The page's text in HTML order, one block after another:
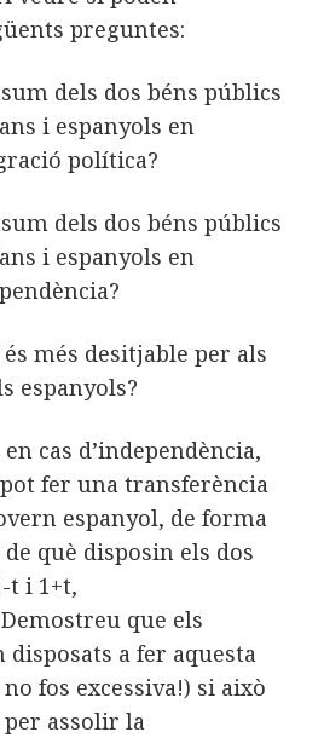
preguntes:
dels dos béns públics
i espanyols en
política?
dels dos béns públics
i espanyols en
més desitjable per als
espanyols?
cas d’independència,
fer una transferència
espanyol, de forma
què disposin els dos
t i 1+t,
Demostreu que els
disposats a fer aquesta
fos excessiva!) si això
assolir la